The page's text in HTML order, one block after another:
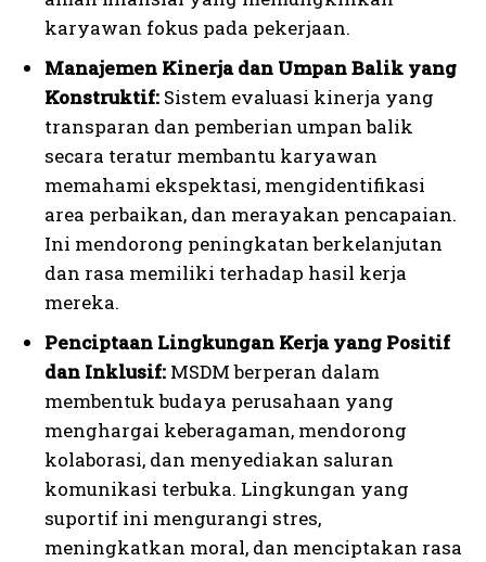
I've read and accept the Privacy Policy
karyawan fokus pada pekerjaan.
Manajemen Kinerja dan Umpan Balik yang
Konstruktif: Sistem evaluasi kinerja yang
transparan dan pemberian umpan balik
secara teratur membantu karyawan
memahami ekspektasi, mengidentifikasi
area perbaikan, dan merayakan pencapaian.
Ini mendorong peningkatan berkelanjutan
dan rasa memiliki terhadap hasil kerja
mereka.
Penciptaan Lingkungan Kerja yang Positif
dan Inklusif: MSDM berperan dalam
membentuk budaya perusahaan yang
menghargai keberagaman, mendorong
kolaborasi, dan menyediakan saluran
komunikasi terbuka. Lingkungan yang
suportif ini mengurangi stres,
meningkatkan moral, dan menciptakan rasa